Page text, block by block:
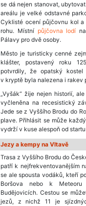
se dá nejen stanovat,
areálu je velké odstavné
Cyklisté ocení půjčovnu kol
rohu. Místní půjčovna lodí
Pálavy pro dvě osoby.
Město je turisticky cenné
klášter, postavený roku
potvrdily, že opatský kostel
v kryptě byla nalezena i rakev
„Vyšák“ žije nejen historií,
vyčleněna na recesistický
Jede se z Vyššího Brodu do
plave. Přihlásit se může
vydrží v kuse alespoň od
Jezy a kempy na Vltavě
Trasa z Vyššího Brodu do
patří k nejfrekventovanějším
se ale spousta vodáků, kteří
Boršova nebo k
Budějovicích. Cestou se
jezů, z nichž 11 je